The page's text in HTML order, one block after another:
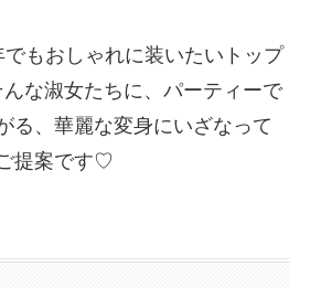
もおしゃれに装いたいトップ
な淑女たちに、パーティーで
る、華麗な変身にいざなって
提案です♡